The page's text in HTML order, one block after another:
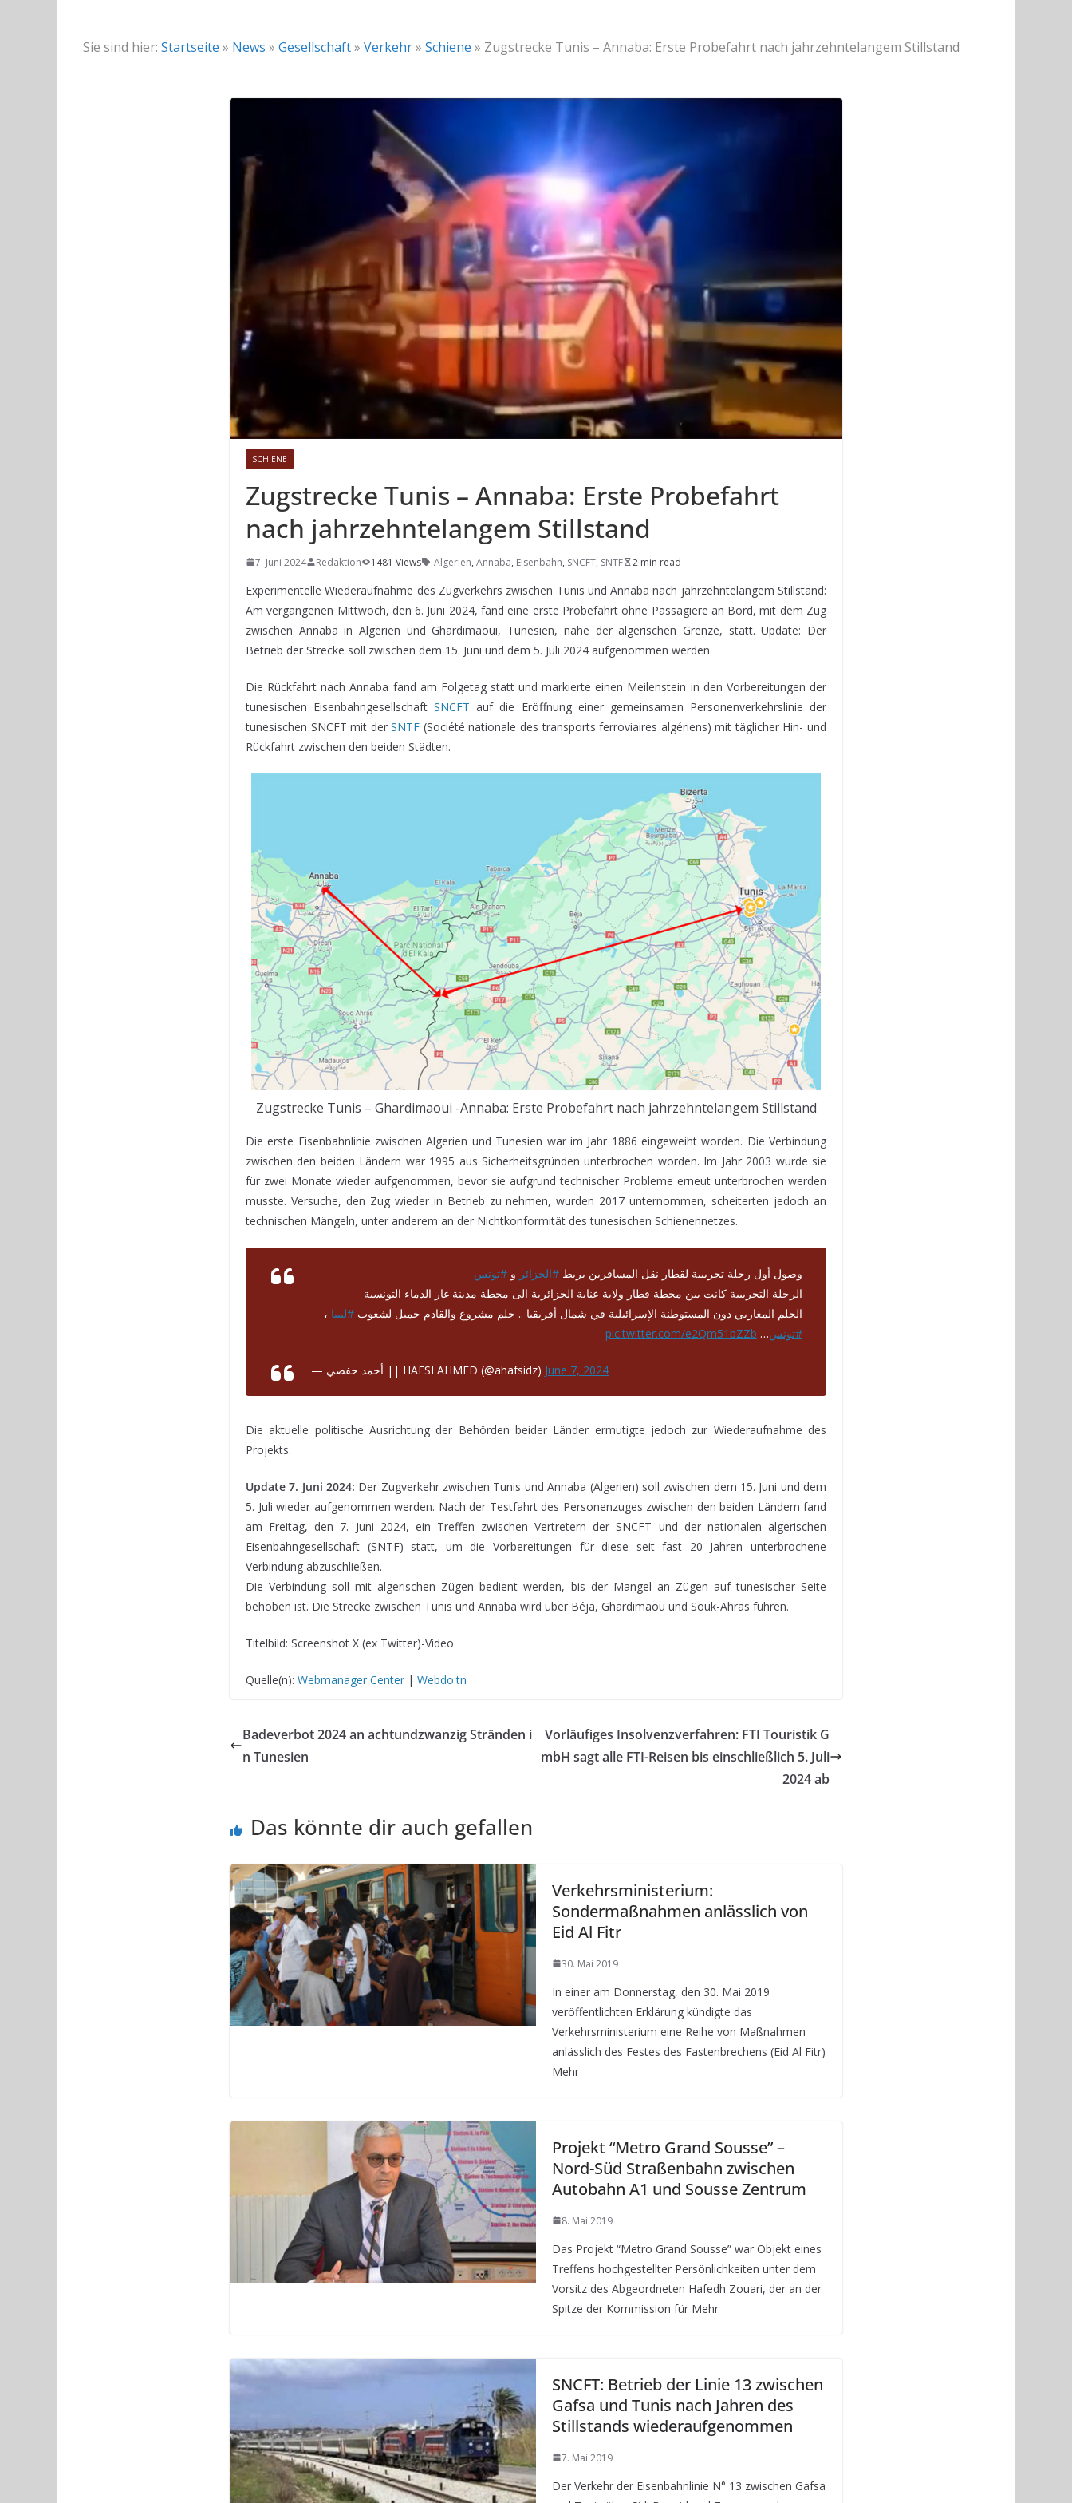
Sie sind hier: Startseite » News » Gesellschaft» Verkehr» Schiene » Zugstrecke Tunis – Annaba: Erste Probefahrt nach jahrzehntelangem Stillstand
SCHIENE
Zugstrecke Tunis – Annaba: Erste Probefahrt
nach jahrzehntelangem Stillstand
7. Juni 2024 Redaktion 1481 Views Algerien, Annaba, Eisenbahn, SNCFT, SNTF 2 min read
Experimentelle Wiederaufnahme des Zugverkehrs zwischen Tunis und Annaba nach jahrzehntelangem Stillstand:
Am vergangenen Mittwoch, den 6. Juni 2024, fand eine erste Probefahrt ohne Passagiere an Bord, mit dem Zug
zwischen Annaba in Algerien und Ghardimaoui, Tunesien, nahe der algerischen Grenze, statt. Update: Der
Betrieb der Strecke soll zwischen dem 15. Juni und dem 5. Juli 2024 aufgenommen werden.
Die Rückfahrt nach Annaba fand am Folgetag statt und markierte einen Meilenstein in den Vorbereitungen der
tunesischen EisenbahngesellschaftSNCFT auf die Eröffnung einer gemeinsamen Personenverkehrslinie der
tunesischen SNCFT mit derSNTF (Société nationale des transports ferroviaires algériens) mit täglicher Hin- und
Rückfahrt zwischen den beiden Städten.
Zugstrecke Tunis – Ghardimaoui -Annaba: Erste Probefahrt nach jahrzehntelangem Stillstand
Die erste Eisenbahnlinie zwischen Algerien und Tunesien war im Jahr 1886 eingeweiht worden. Die Verbindung
zwischen den beiden Ländern war 1995 aus Sicherheitsgründen unterbrochen worden. Im Jahr 2003 wurde sie
für zwei Monate wieder aufgenommen, bevor sie aufgrund technischer Probleme erneut unterbrochen werden
musste. Versuche, den Zug wieder in Betrieb zu nehmen, wurden 2017 unternommen, scheiterten jedoch an
technischen Mängeln, unter anderem an der Nichtkonformität des tunesischen Schienennetzes.
وصول أول رحلة تجريبية لقطار نقل المسافرين يربط #الجزائر و #تونس
الرحلة التجريبية كانت بين محطة قطار ولاية عنابة الجزائرية الى محطة مدينة غار الدماء التونسية
الحلم المغاربي دون المستوطنة الإسرائيلية في شمال أفريقيا .. حلم مشروع والقادم جميل لشعوب #ليبيا ،
#تونس…
pic.twitter.com/e2Qm51bZZb
— أحمد حفصي || HAFSI AHMED (@ahafsidz) June 7, 2024
Die aktuelle politische Ausrichtung der Behörden beider Länder ermutigte jedoch zur Wiederaufnahme des
Projekts.
Update 7. Juni 2024: Der Zugverkehr zwischen Tunis und Annaba (Algerien) soll zwischen dem 15. Juni und dem
5. Juli wieder aufgenommen werden. Nach der Testfahrt des Personenzuges zwischen den beiden Ländern fand
am Freitag, den 7. Juni 2024, ein Treffen zwischen Vertretern der SNCFT und der nationalen algerischen
Eisenbahngesellschaft (SNTF) statt, um die Vorbereitungen für diese seit fast 20 Jahren unterbrochene
Verbindung abzuschließen.
Die Verbindung soll mit algerischen Zügen bedient werden, bis der Mangel an Zügen auf tunesischer Seite
behoben ist. Die Strecke zwischen Tunis und Annaba wird über Béja, Ghardimaou und Souk-Ahras führen.
Titelbild: Screenshot X (ex Twitter)-Video
Quelle(n): Webmanager Center | Webdo.tn
Badeverbot 2024 an achtundzwanzig Stränden i
n Tunesien
Vorläufiges Insolvenzverfahren: FTI Touristik G
mbH sagt alle FTI-Reisen bis einschließlich 5. Juli
2024 ab
Das könnte dir auch gefallen
Verkehrsministerium:
Sondermaßnahmen anlässlich von
Eid Al Fitr
30. Mai 2019
In einer am Donnerstag, den 30. Mai 2019
veröffentlichten Erklärung kündigte das
Verkehrsministerium eine Reihe von Maßnahmen
anlässlich des Festes des Fastenbrechens (Eid Al Fitr)
Mehr
Projekt “Metro Grand Sousse” –
Nord-Süd Straßenbahn zwischen
Autobahn A1 und Sousse Zentrum
8. Mai 2019
Das Projekt “Metro Grand Sousse” war Objekt eines
Treffens hochgestellter Persönlichkeiten unter dem
Vorsitz des Abgeordneten Hafedh Zouari, der an der
Spitze der Kommission für Mehr
SNCFT: Betrieb der Linie 13 zwischen
Gafsa und Tunis nach Jahren des
Stillstands wiederaufgenommen
7. Mai 2019
Der Verkehr der Eisenbahnlinie N° 13 zwischen Gafsa